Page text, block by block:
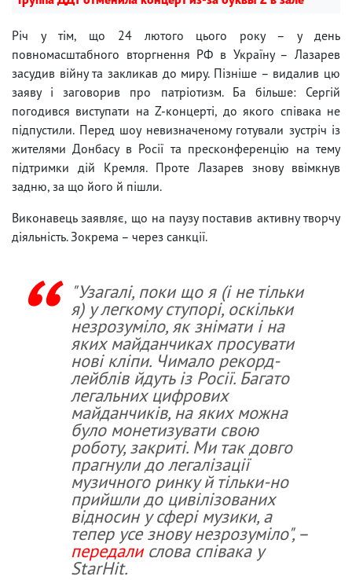
Річ у тім, що 24 лютого цього року – у день
повномасштабного вторгнення РФ в Україну – Лазарев
засудив війну та закликав до миру. Пізніше – видалив цю
заяву і заговорив про патріотизм. Ба більше: Сергій
погодився виступати на Z-концерті, до якого співака не
підпустили. Перед шоу невизначеному готували зустріч із
жителями Донбасу в Росії та пресконференцію на тему
підтримки дій Кремля. Проте Лазарев знову ввімкнув
задню, за що його й пішли.
Виконавець заявляє, що на паузу поставив активну творчу
діяльність. Зокрема – через санкції.
"Узагалі, поки що я (і не тільки
я) у легкому ступорі, оскільки
незрозуміло, як знімати і на
яких майданчиках просувати
нові кліпи. Чимало рекорд-
лейблів йдуть із Росії. Багато
легальних цифрових
майданчиків, на яких можна
було монетизувати свою
роботу, закриті. Ми так довго
прагнули до легалізації
музичного ринку й тільки-но
прийшли до цивілізованих
відносин у сфері музики, а
тепер усе знову незрозуміло", –
передалислова співака у
StarHit.